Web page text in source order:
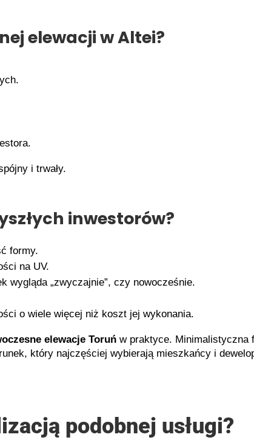
elewacji w Altei?
i trwały.
inwestorów?
formy.
na UV.
wygląda „zwyczajnie”, czy nowocześnie.
o wiele więcej niż koszt jej wykonania.
elewacje Toruń w praktyce. Minimalistyczna
który najczęściej wybierają mieszkańcy i
podobnej usługi?